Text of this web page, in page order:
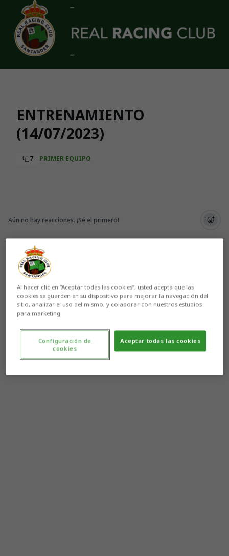
Skip to main content
ENTRENAMIENTO
(14/07/2023)
7 PRIMER EQUIPO
Aún no hay reacciones. ¡Sé el primero!
Al hacer clic en “Aceptar todas las cookies”, usted acepta que las
cookies se guarden en su dispositivo para mejorar la navegación del
sitio, analizar el uso del mismo, y colaborar con nuestros estudios
para marketing.
Aceptar todas las cookies
Configuración de
cookies